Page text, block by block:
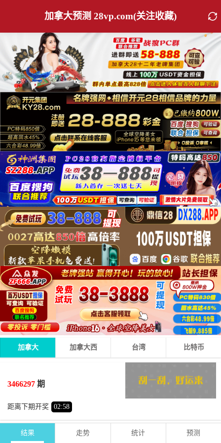
加拿大预测 28vp.com(关注收藏)
加拿大 加拿大西 台湾 比特币
3466297 期
距离下期开奖 02:58
2 + 1 + 6 = 09
期号 号码
结果 走势 统计 预测